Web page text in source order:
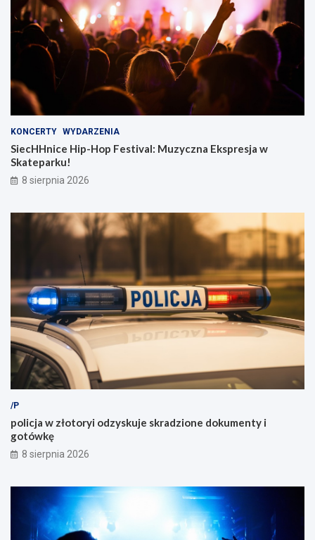
KONCERTY WYDARZENIA
SiecHHnice Hip-Hop Festival: Muzyczna Ekspresja w
Skateparku!
8 sierpnia 2026
/P
policja w złotoryi odzyskuje skradzione dokumenty i
gotówkę
8 sierpnia 2026